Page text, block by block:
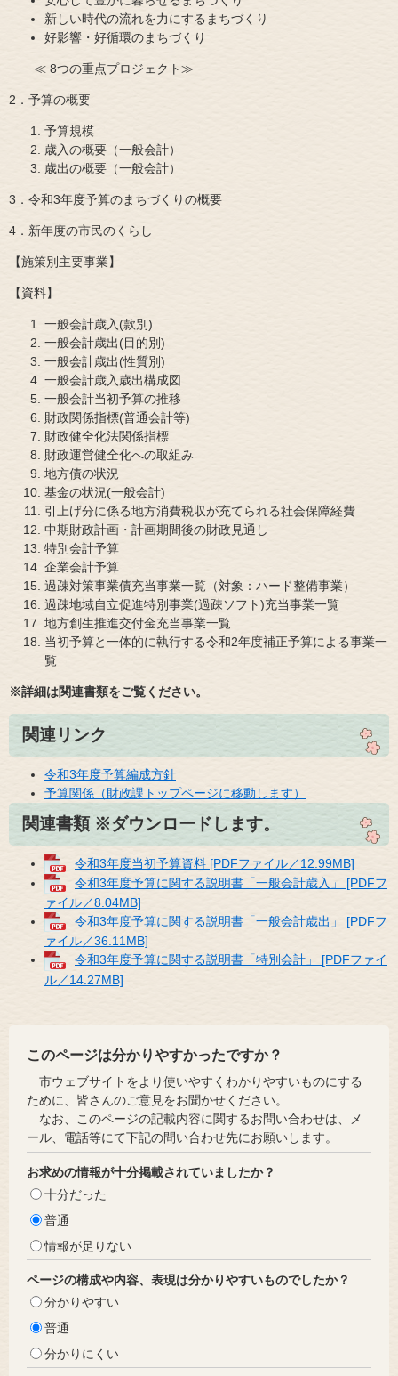
新しい時代の流れを力にするまちづくり
好影響・好循環のまちづくり
≪ 8つの重点プロジェクト≫
2．予算の概要
予算規模
歳入の概要（一般会計）
歳出の概要（一般会計）
3．令和3年度予算のまちづくりの概要
4．新年度の市民のくらし
【施策別主要事業】
【資料】
一般会計歳入(款別)
一般会計歳出(目的別)
一般会計歳出(性質別)
一般会計歳入歳出構成図
一般会計当初予算の推移
財政関係指標(普通会計等)
財政健全化法関係指標
財政運営健全化への取組み
地方債の状況
基金の状況(一般会計)
引上げ分に係る地方消費税収が充てられる社会保障経費
中期財政計画・計画期間後の財政見通し
特別会計予算
企業会計予算
過疎対策事業債充当事業一覧（対象：ハード整備事業）
過疎地域自立促進特別事業(過疎ソフト)充当事業一覧
地方創生推進交付金充当事業一覧
当初予算と一体的に執行する令和2年度補正予算による事業一
覧
※詳細は関連書類をご覧ください。
関連リンク
令和3年度予算編成方針
予算関係（財政課トップページに移動します）
関連書類 ※ダウンロードします。
令和3年度当初予算資料 [PDFファイル／12.99MB]
令和3年度予算に関する説明書「一般会計歳入」 [PDFフ
ァイル／8.04MB]
令和3年度予算に関する説明書「一般会計歳出」 [PDFフ
ァイル／36.11MB]
令和3年度予算に関する説明書「特別会計」 [PDFファイ
ル／14.27MB]
このページは分かりやすかったですか？
市ウェブサイトをより使いやすくわかりやすいものにする
ために、皆さんのご意見をお聞かせください。
なお、このページの記載内容に関するお問い合わせは、メ
ール、電話等にて下記の問い合わせ先にお願いします。
お求めの情報が十分掲載されていましたか？
十分だった
普通
情報が足りない
ページの構成や内容、表現は分かりやすいものでしたか？
分かりやすい
普通
分かりにくい